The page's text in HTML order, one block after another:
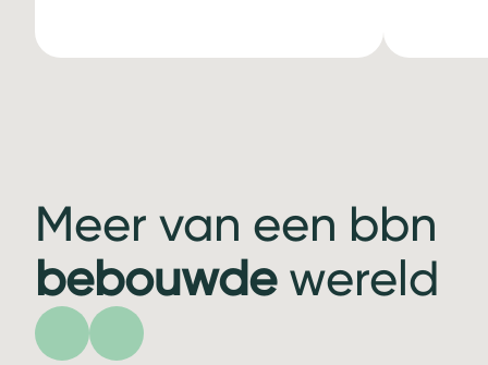
Meer van een bbn
bebouwdewereld